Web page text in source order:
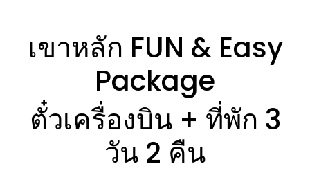
เขาหลัก FUN & Easy
Package
ตั๋วเครื่องบิน + ที่พัก 3
วัน 2 คืน